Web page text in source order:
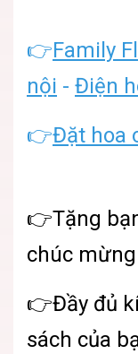
👉Family
nội - Điện
👉Đặt hoa
👉Tặng
chúc mừng
👉Đầy đủ
sách của